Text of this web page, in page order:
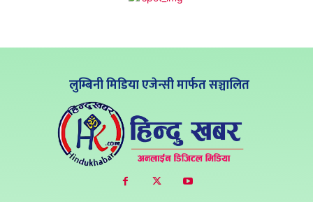
लुम्बिनी मिडिया एजेन्सी मार्फत सञ्चालित